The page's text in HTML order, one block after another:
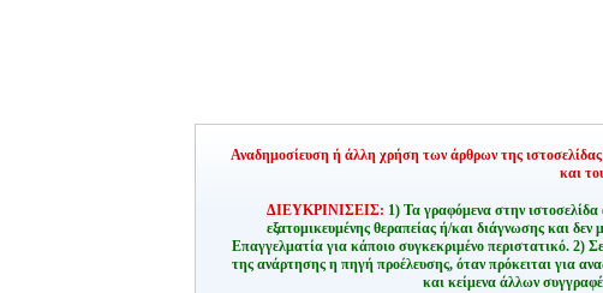
Αναδημοσίευση ή άλλη χρήση των άρθρων της ιστοσελίδας
και
ΔΙΕΥΚΡΙΝΙΣΕΙΣ: 1) Τα γραφόμενα στην
εξατομικευμένης θεραπείας ή/και διάγνωσης και
Επαγγελματία για κάποιο συγκεκριμένο περιστατικό. 2)
της ανάρτησης η πηγή προέλευσης, όταν πρόκειται για
και κείμενα άλλων